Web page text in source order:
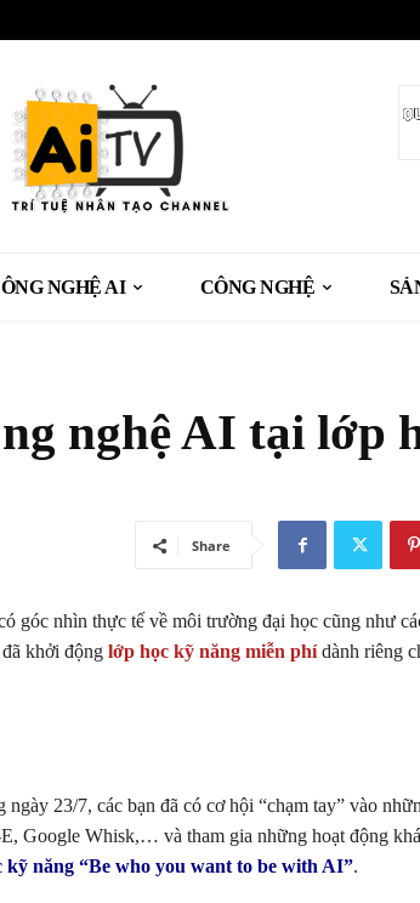
NGHỆ AI CÔNG NGHỆ
nghệ AI tại lớp
Share
góc nhìn thực tế về môi trường đại học cũng như
khởi động lớp học kỹ năng miễn phídành riêng
23/7, các bạn đã có cơ hội “chạm tay” vào
Google Whisk,… và tham gia những hoạt động
kỹ năng “Be who you want to be with AI”.